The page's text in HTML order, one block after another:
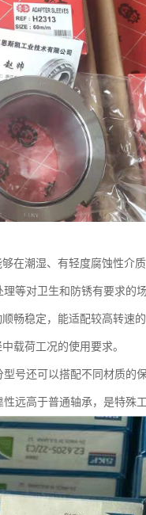
在潮湿、有轻度腐蚀性介
等对卫生和防锈有要求的场
畅稳定，能适配较高转速
载荷工况的使用要求。
号还可以搭配不同材质的
远高于普通轴承，是特殊工